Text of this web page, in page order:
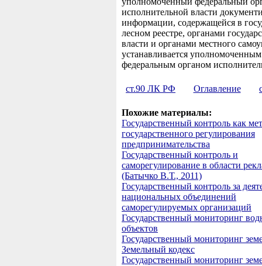
исполнительной власти
информации, содержащейся в
лесном реестре, органами
власти и органами местного
устанавливается уполномоченным
федеральным органом
ст.90 ЛК РФ Оглавление
Похожие материалы:
Государственный контроль как
государственного регулирования
предпринимательства
Государственный контроль и
саморегулирование в области
(Батычко В.Т., 2011)
Государственный контроль за
национальных объединений
саморегулируемых организаций
Государственный мониторинг
объектов
Государственный мониторинг
Земельный кодекс
Государственный мониторинг